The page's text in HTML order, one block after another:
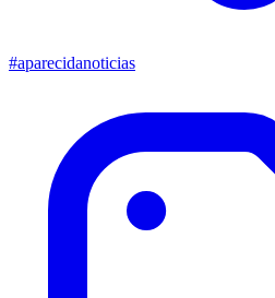
#aparecidanoticias